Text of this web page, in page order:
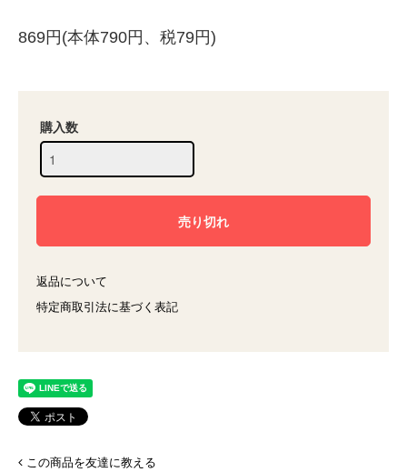
869円(本体790円、税79円)
購入数
返品について
特定商取引法に基づく表記
この商品を友達に教える